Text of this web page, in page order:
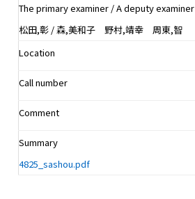
The primary examiner / A deputy examiner
松田,彰 / 森,美和子 野村,靖幸 周東,智
Location
Call number
Comment
Summary
4825_sashou.pdf